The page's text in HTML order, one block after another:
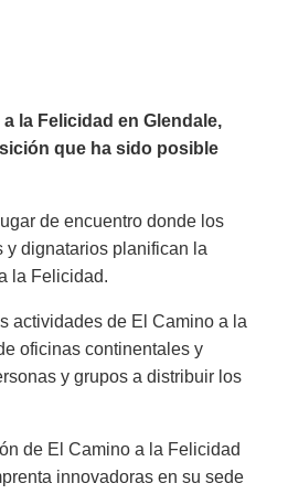
la Felicidad en Glendale,
que ha sido posible
de encuentro donde los
y dignatarios planifican la
la Felicidad.
actividades de El Camino a la
oficinas continentales y
y grupos a distribuir los
de El Camino a la Felicidad
innovadoras en su sede